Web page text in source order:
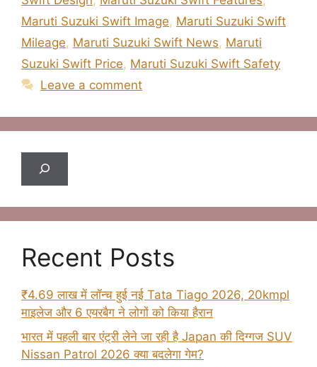
Maruti Suzuki Swift Image, Maruti Suzuki Swift
Mileage, Maruti Suzuki Swift News, Maruti
Suzuki Swift Price, Maruti Suzuki Swift Safety
Leave a comment
Search
Recent Posts
₹4.69 लाख में लॉन्च हुई नई Tata Tiago 2026, 20kmpl
माइलेज और 6 एयरबैग ने लोगों को किया हैरान
भारत में पहली बार एंट्री लेने जा रही है Japan की दिग्गज SUV
Nissan Patrol 2026 क्या बदलेगा गेम?